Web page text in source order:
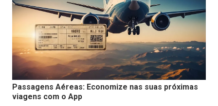
Passagens Aéreas: Economize nas suas próximas
viagens com o App